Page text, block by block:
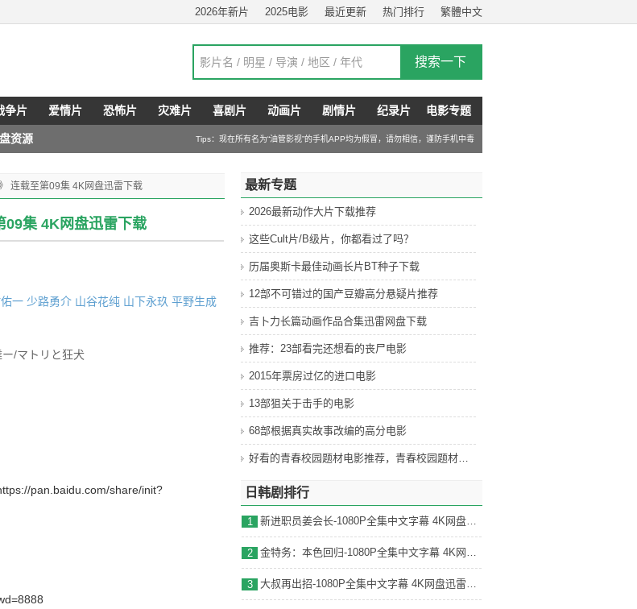
繁體中文
热门排行
最近更新
2025电影
2026年新片
争片 爱情片 恐怖片 灾难片 喜剧片 动画片 剧情片 纪录片 电影专题
资源 Tips：现在所有名为“油管影视”的手机APP均为假冒，请勿相信，谨防手机中毒
连载至第09集 4K网盘迅雷下载
09集 4K网盘迅雷下载
一 少路勇介 山谷花纯 山下永玖 平野生成
/マトリと狂犬
pan.baidu.com/share/init?
最新专题
2026最新动作大片下载推荐
这些Cult片/B级片，你都看过了吗？
历届奥斯卡最佳动画长片BT种子下载
12部不可错过的国产豆瓣高分悬疑片推荐
吉卜力长篇动画作品合集迅雷网盘下载
推荐：23部看完还想看的丧尸电影
2015年票房过亿的进口电影
13部狙关于击手的电影
68部根据真实故事改编的高分电影
好看的青春校园题材电影推荐，青春校园题材电影排行
日韩剧排行
1 新进职员姜会长-1080P全集中文字幕 4K网盘迅雷下载
2 金特务：本色回归-1080P全集中文字幕 4K网盘迅雷下载
3 大叔再出招-1080P全集中文字幕 4K网盘迅雷下载